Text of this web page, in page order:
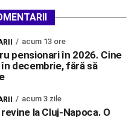
acum 13 ore
pensionari în 2026. Cine
decembrie, fără să
acum 3 zile
la Cluj-Napoca. O